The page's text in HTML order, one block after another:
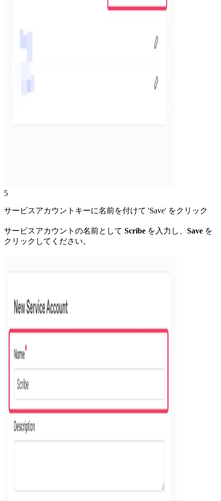
5
サービスアカウントキーに名前を付けて 'Save' をクリック
サービスアカウントの名前として Scribe を入力し、 Save を
クリックしてください。